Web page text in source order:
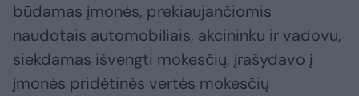
būdamas įmonės, prekiaujančiomis
naudotais automobiliais, akcininku ir vadovu,
siekdamas išvengti mokesčių, įrašydavo į
įmonės pridėtinės vertės mokesčių